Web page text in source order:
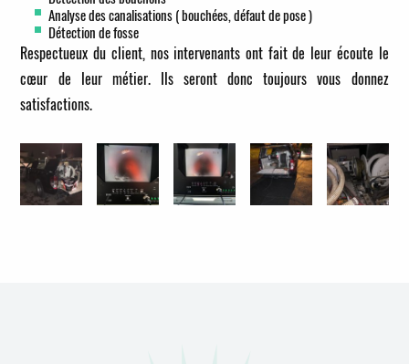
Analyse des canalisations ( bouchées, défaut de pose )
Détection de fosse
Respectueux du client, nos intervenants ont fait de leur écoute le
cœur de leur métier. Ils seront donc toujours vous donnez
satisfactions.